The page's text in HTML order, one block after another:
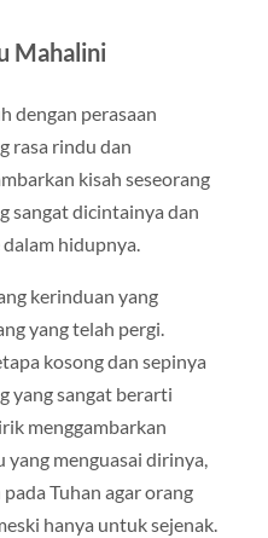
Mahalini
dengan perasaan
rasa rindu dan
kisah seseorang
sangat dicintainya dan
hidupnya.
kerinduan yang
yang telah pergi.
kosong dan sepinya
yang sangat berarti
menggambarkan
yang menguasai dirinya,
Tuhan agar orang
hanya untuk sejenak.